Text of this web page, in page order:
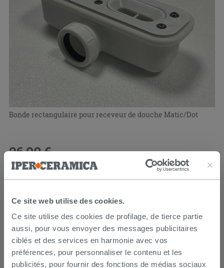
Ce site web utilise des cookies.
Ce site utilise des cookies de profilage, de tierce partie
aussi, pour vous envoyer des messages publicitaires
ciblés et des services en harmonie avec vos
préférences, pour personnaliser le contenu et les
publicités, pour fournir des fonctions de médias sociaux
Bonde rectangulaire pour receveur de douche Matic/Dot
26,90 € /PC